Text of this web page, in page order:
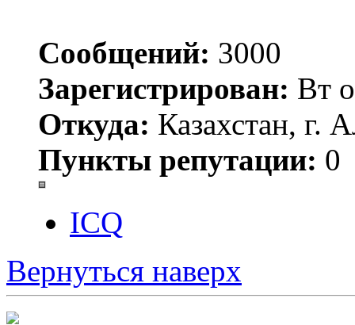
Сообщений: 3000
Зарегистрирован: Вт
Откуда: Казахстан, г.
Пункты репутации: 0
ICQ
Вернуться наверх